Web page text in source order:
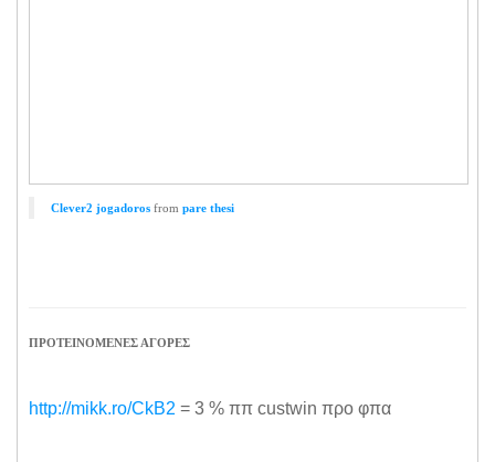
Clever2 jogadoros from pare thesi
ΠΡΟΤΕΙΝΟΜΕΝΕΣ ΑΓΟΡΕΣ
http://mikk.ro/CkB2 = 3 % ππ custwin προ φπα